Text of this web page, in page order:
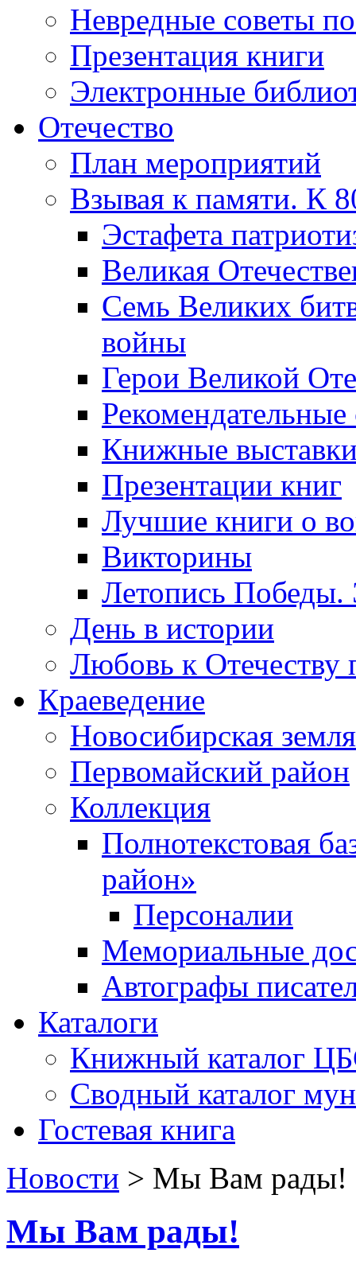
Невредные советы
Презентация книги
Электронные
Отечество
План мероприятий
Взывая к памяти. К
Эcтафета
Великая
Семь Великих
войны
Герои Великой
Рекомендательные
Книжные
Презентации книг
Лучшие книги о
Викторины
Летопись Победы.
День в истории
Любовь к Отечеству
Краеведение
Новосибирская земля
Первомайский район
Коллекция
Полнотекстовая
район»
Персоналии
Мемориальные
Автографы
Каталоги
Книжный каталог
Сводный каталог
Гостевая книга
Новости > Мы Вам рады!
Мы Вам рады!